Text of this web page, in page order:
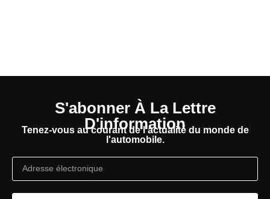
S'abonner À La Lettre
D'information
Tenez-vous au courant de l'actualité du monde de
l'automobile.